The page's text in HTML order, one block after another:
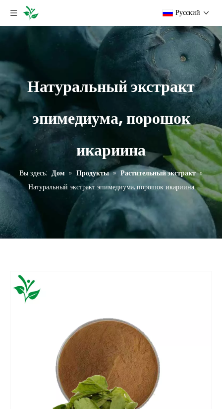
Pусский
Натуральный экстракт
эпимедиума, порошок
икариина
Вы здесь: Дом » Продукты » Растительный экстракт »
Натуральный экстракт эпимедиума, порошок икариина